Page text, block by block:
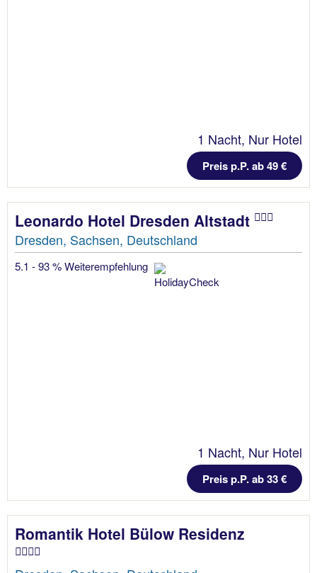
1 Nacht, Nur Hotel
Preis p.P. ab 49 €
Leonardo Hotel Dresden Altstadt
Dresden, Sachsen, Deutschland
5.1 - 93 % Weiterempfehlung
1 Nacht, Nur Hotel
Preis p.P. ab 33 €
Romantik Hotel Bülow Residenz